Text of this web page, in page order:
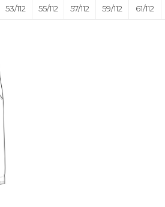
53/112 55/112 57/112 59/112 61/112